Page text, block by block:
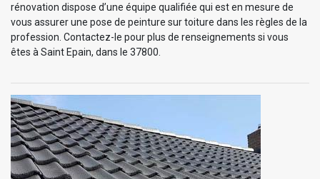
rénovation dispose d’une équipe qualifiée qui est en mesure de
vous assurer une pose de peinture sur toiture dans les règles de la
profession. Contactez-le pour plus de renseignements si vous
êtes à Saint Epain, dans le 37800.